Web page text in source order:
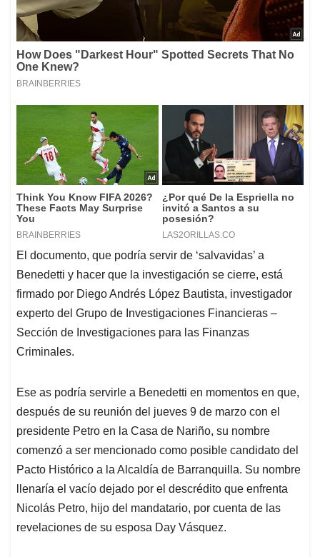
El documento, que podría servir de ‘salvavidas’ a
Benedetti y hacer que la investigación se cierre, está
firmado por Diego Andrés López Bautista, investigador
experto del Grupo de Investigaciones Financieras –
Sección de Investigaciones para las Finanzas
Criminales.
Ese as podría servirle a Benedetti en momentos en que,
después de su reunión del jueves 9 de marzo con el
presidente Petro en la Casa de Nariño, su nombre
comenzó a ser mencionado como posible candidato del
Pacto Histórico a la Alcaldía de Barranquilla. Su nombre
llenaría el vacío dejado por el descrédito que enfrenta
Nicolás Petro, hijo del mandatario, por cuenta de las
revelaciones de su esposa Day Vásquez.